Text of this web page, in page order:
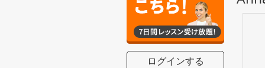
ログインする